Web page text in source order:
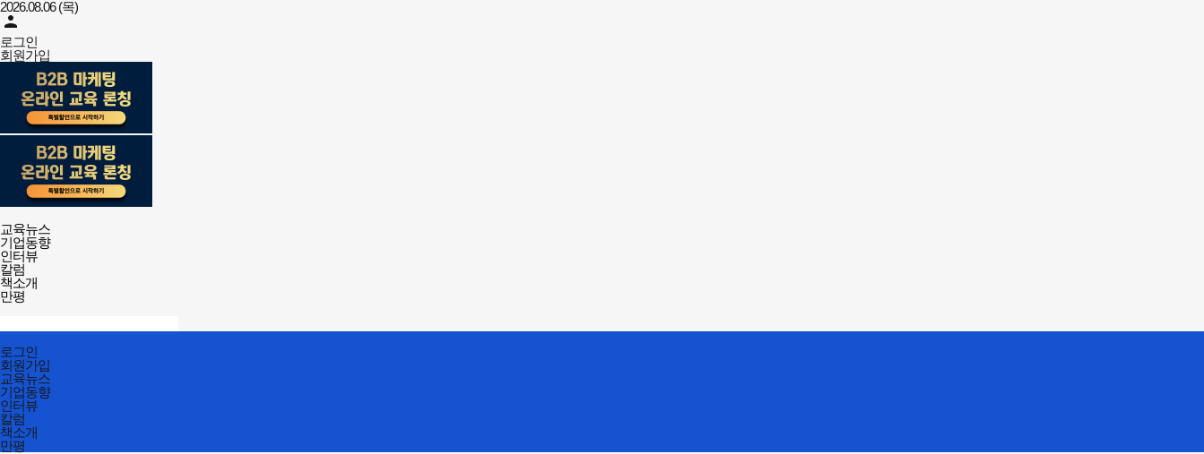
2026.08.06 (목)
person
로그인
회원가입
전체메뉴
열기/
닫기
교육뉴스
기업동향
인터뷰
칼럼
책소개
만평
열기/
닫기
검색
전체메뉴
닫기
로그인
회원가입
교육뉴스
기업동향
인터뷰
칼럼
책소개
만평